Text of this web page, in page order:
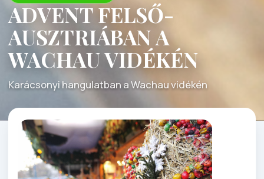
ADVENT FELSŐ-
AUSZTRIÁBAN A
WACHAU VIDÉKÉN
Karácsonyi hangulatban a Wachau vidékén